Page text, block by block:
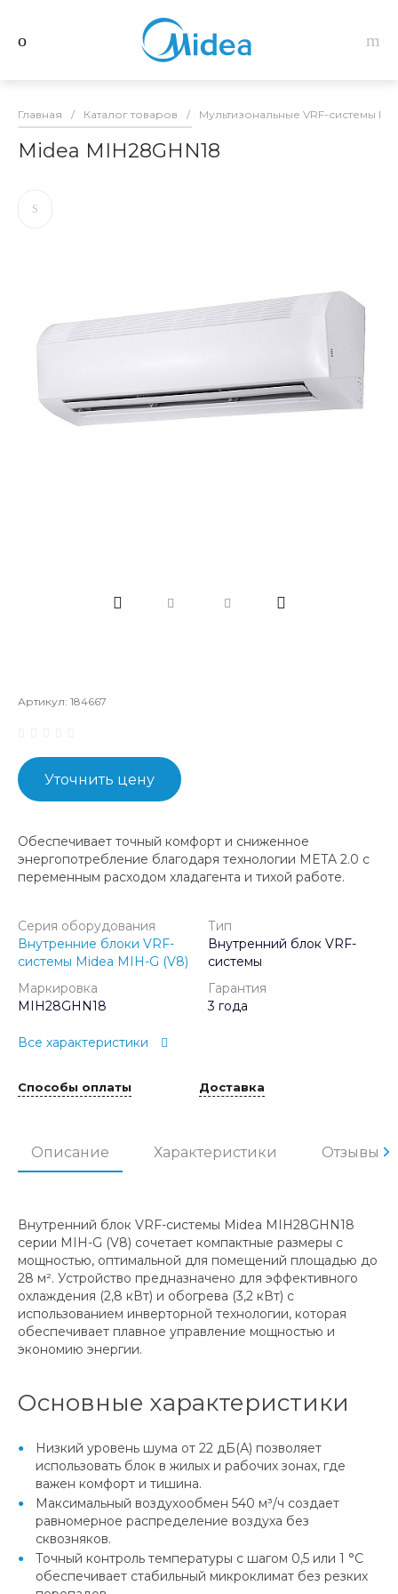
Главная / Каталог товаров / Мультизональные VRF-системы
Midea MIH28GHN18
Артикул: 184667
Уточнить цену
Обеспечивает точный комфорт и сниженное
энергопотребление благодаря технологии META 2.0 с
переменным расходом хладагента и тихой работе.
Серия оборудования
Внутренние блоки VRF-
системы Midea MIH-G (V8)
Тип
Внутренний блок VRF-
системы
Маркировка
MIH28GHN18
Гарантия
3 года
Все характеристики
Способы оплаты Доставка
Описание Характеристики Отзывы
Внутренний блок VRF-системы Midea MIH28GHN18
серии MIH-G (V8) сочетает компактные размеры с
мощностью, оптимальной для помещений площадью до
28 м². Устройство предназначено для эффективного
охлаждения (2,8 кВт) и обогрева (3,2 кВт) с
использованием инверторной технологии, которая
обеспечивает плавное управление мощностью и
экономию энергии.
Основные характеристики
Низкий уровень шума от 22 дБ(А) позволяет
использовать блок в жилых и рабочих зонах, где
важен комфорт и тишина.
Максимальный воздухообмен 540 м³/ч создает
равномерное распределение воздуха без
сквозняков.
Точный контроль температуры с шагом 0,5 или 1 °С
обеспечивает стабильный микроклимат без резких